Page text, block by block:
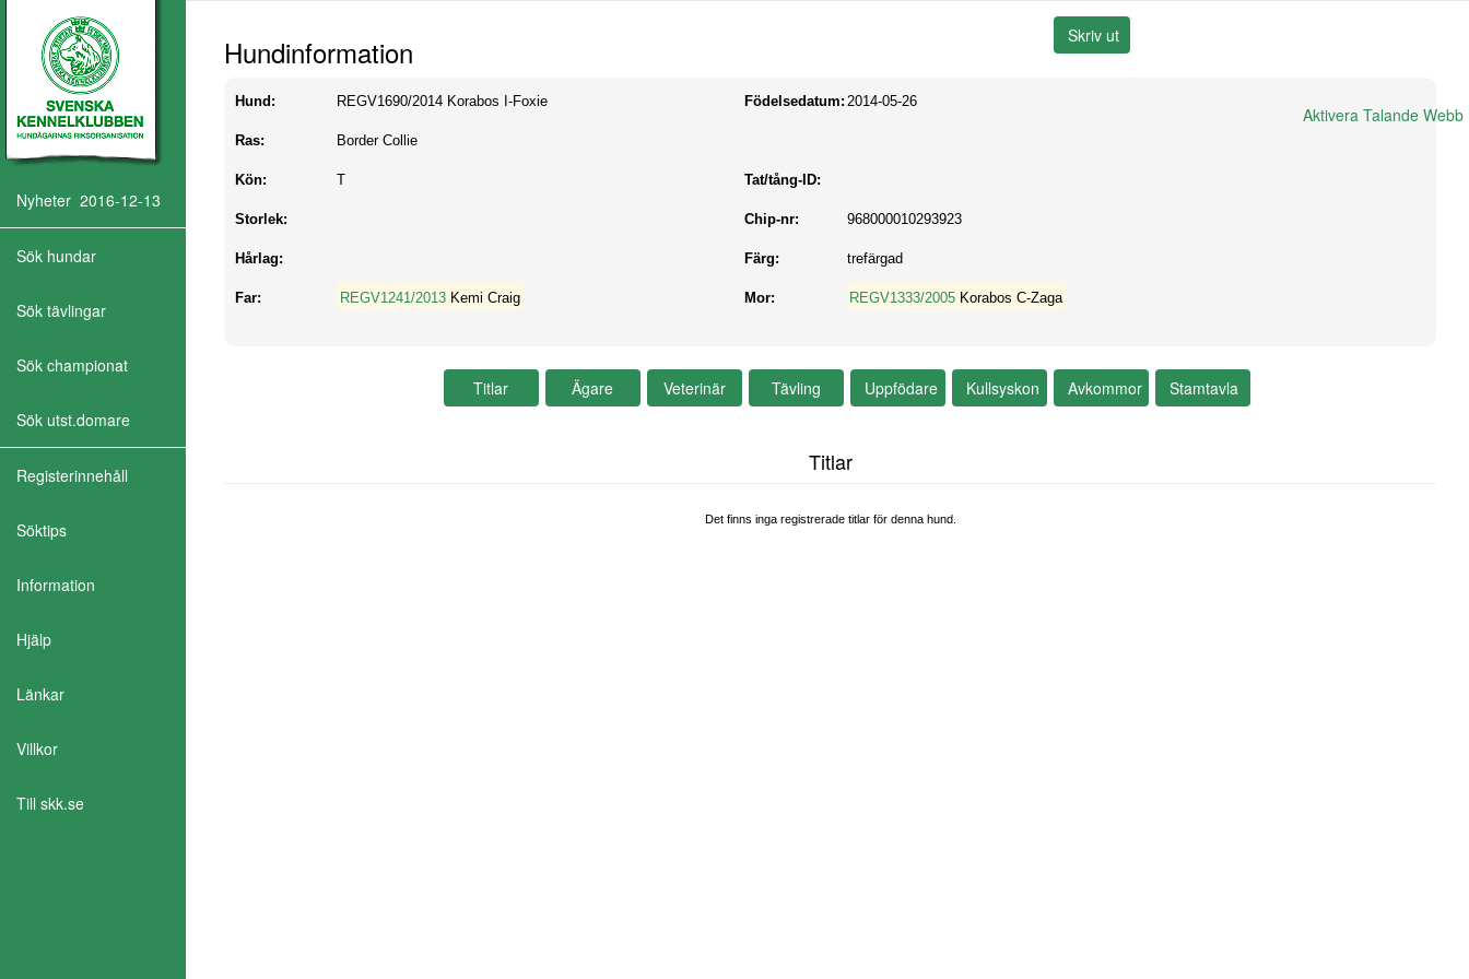
Aktivera Talande Webb
Nyheter 2016-12-13
Sök hundar
Sök tävlingar
Sök championat
Sök utst.domare
Registerinnehåll
Söktips
Information
Hjälp
Länkar
Villkor
Till skk.se
Hundinformation
Hund: REGV1690/2014 Korabos I-Foxie Födelsedatum: 2014-05-26
Ras: Border Collie
Kön: T Tat/tång-ID:
Storlek: Chip-nr: 968000010293923
Hårlag: Färg: trefärgad
Far: REGV1241/2013 Kemi Craig Mor: REGV1333/2005 Korabos C-Zaga
Titlar
Det finns inga registrerade titlar för denna hund.
Aktivera Talande Webb